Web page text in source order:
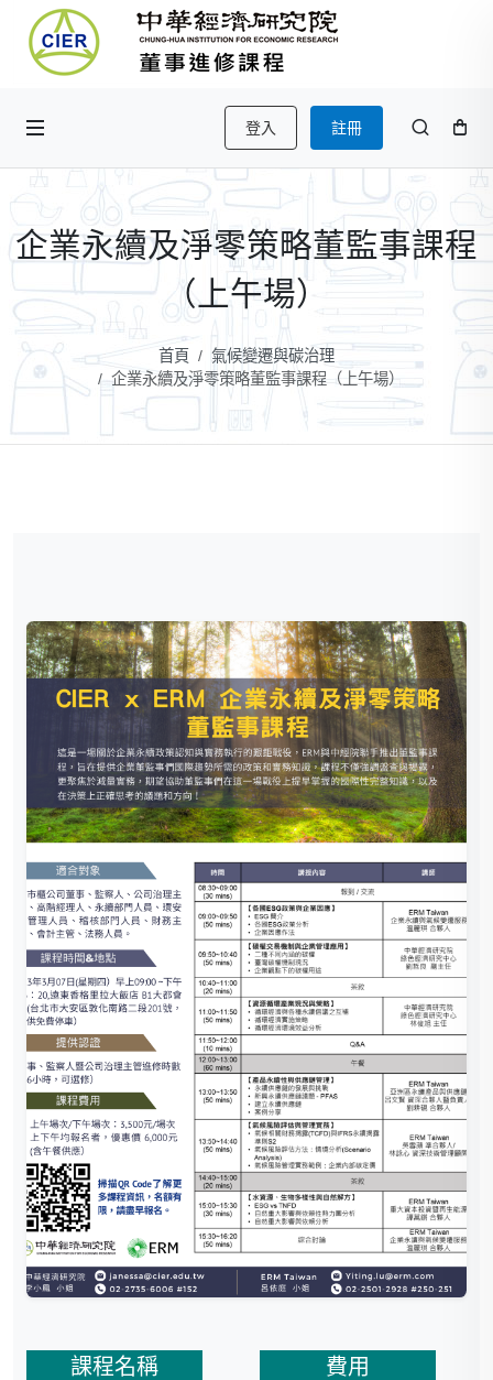
登入 註冊
企業永續及淨零策略董監事課程
（上午場）
首頁
氣候變遷與碳治理
企業永續及淨零策略董監事課程（上午場）
課程名稱 費用